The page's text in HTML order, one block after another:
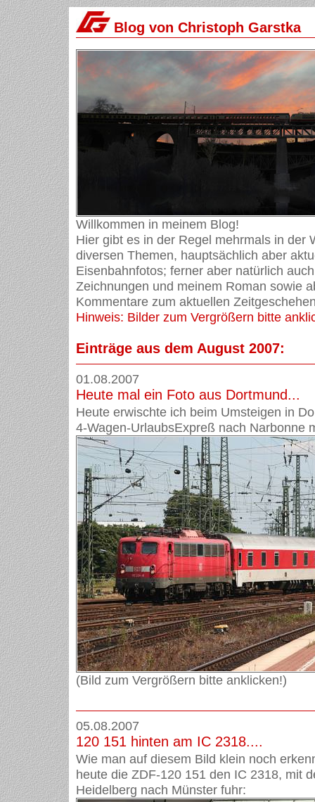
Blog von Christoph Garstka
Willkommen in meinem Blog!
Hier gibt es in der Regel mehrmals in der
diversen Themen, hauptsächlich aber
Eisenbahnfotos; ferner aber natürlich
Zeichnungen und meinem Roman sowie
Kommentare zum aktuellen
Hinweis: Bilder zum Vergrößern bitte
Einträge aus dem August 2007:
01.08.2007
Heute mal ein Foto aus Dortmund...
Heute erwischte ich beim Umsteigen in
4-Wagen-UrlaubsExpreß nach Narbonne
(Bild zum Vergrößern bitte anklicken!)
05.08.2007
120 151 hinten am IC 2318....
Wie man auf diesem Bild klein noch
heute die ZDF-120 151 den IC 2318, mit
Heidelberg nach Münster fuhr: